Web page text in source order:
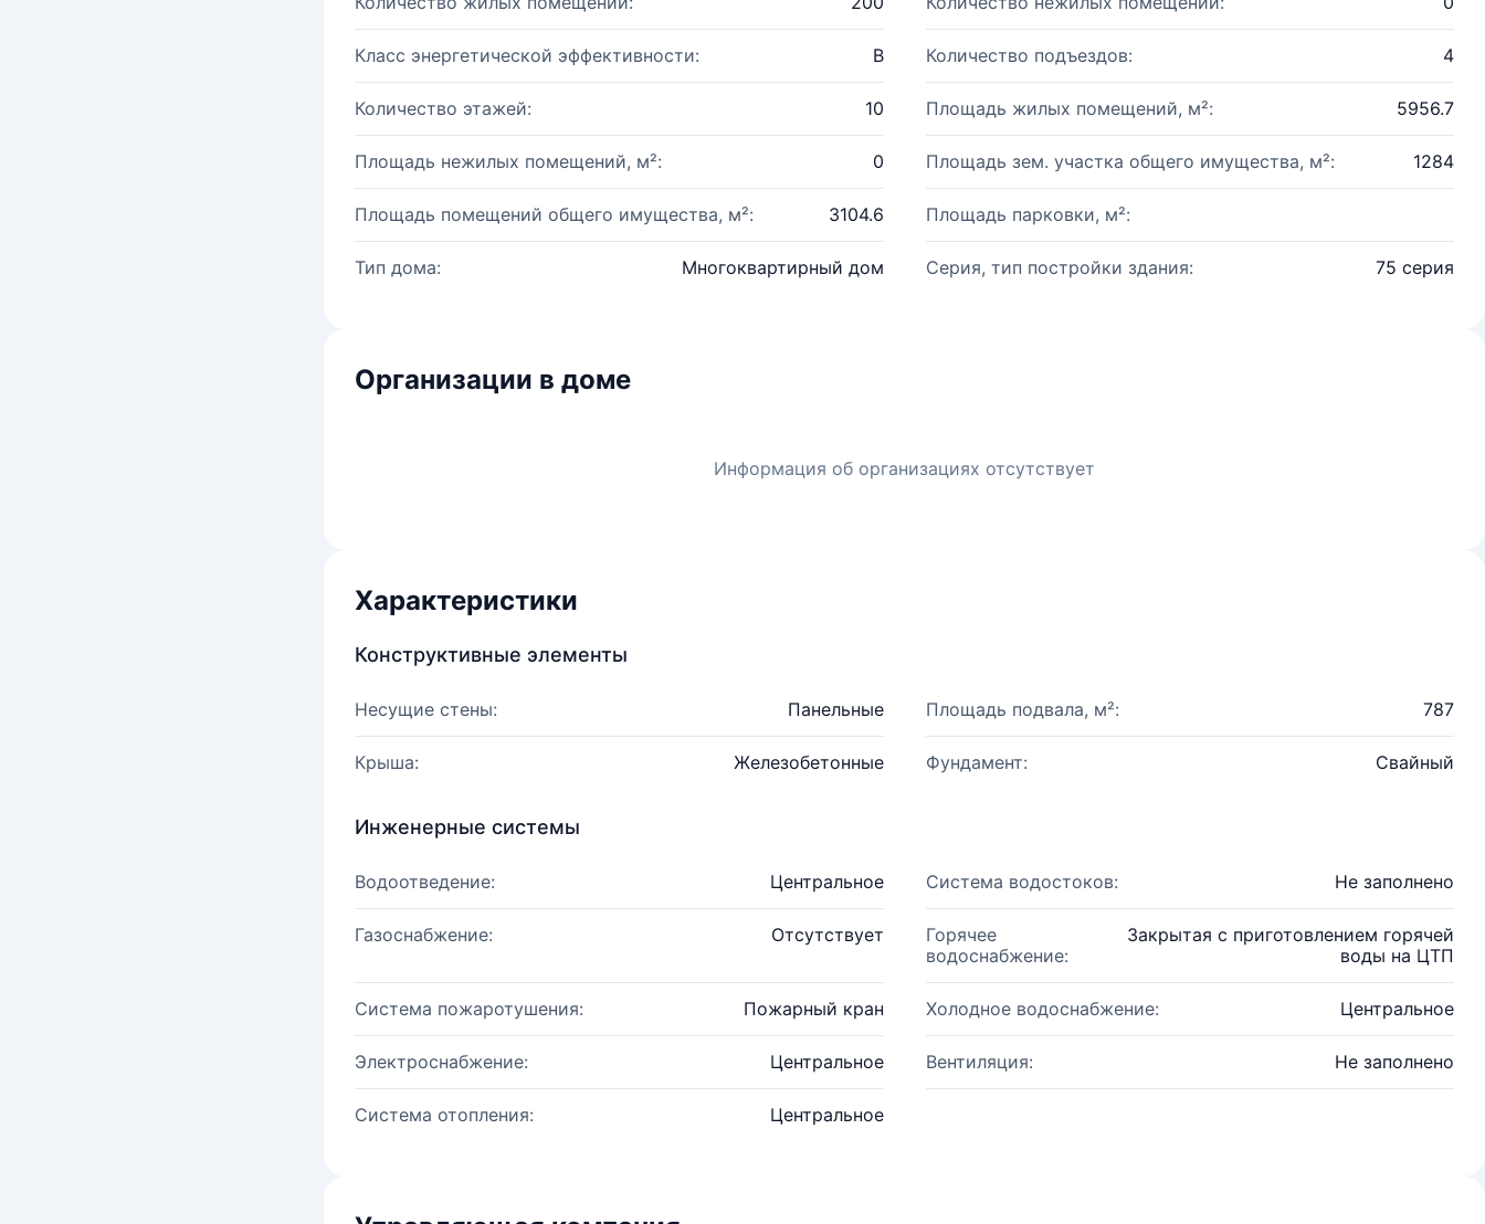
Класс энергетической эффективности: B Количество подъездов: 4
Количество этажей: 10 Площадь жилых помещений, м²: 5956.7
Площадь нежилых помещений, м²: 0 Площадь зем. участка общего имущества, м²: 1284
Площадь помещений общего имущества, м²: 3104.6 Площадь парковки, м²:
Тип дома: Многоквартирный дом Серия, тип постройки здания: 75 серия
Организации в доме
Информация об организациях отсутствует
Характеристики
Конструктивные элементы
Несущие стены: Панельные Площадь подвала, м²: 787
Крыша: Железобетонные Фундамент: Свайный
Инженерные системы
Водоотведение: Центральное Система водостоков: Не заполнено
Газоснабжение: Отсутствует
Горячее
водоснабжение:
Закрытая с приготовлением горячей
воды на ЦТП
Система пожаротушения: Пожарный кран Холодное водоснабжение: Центральное
Электроснабжение: Центральное Вентиляция: Не заполнено
Система отопления: Центральное